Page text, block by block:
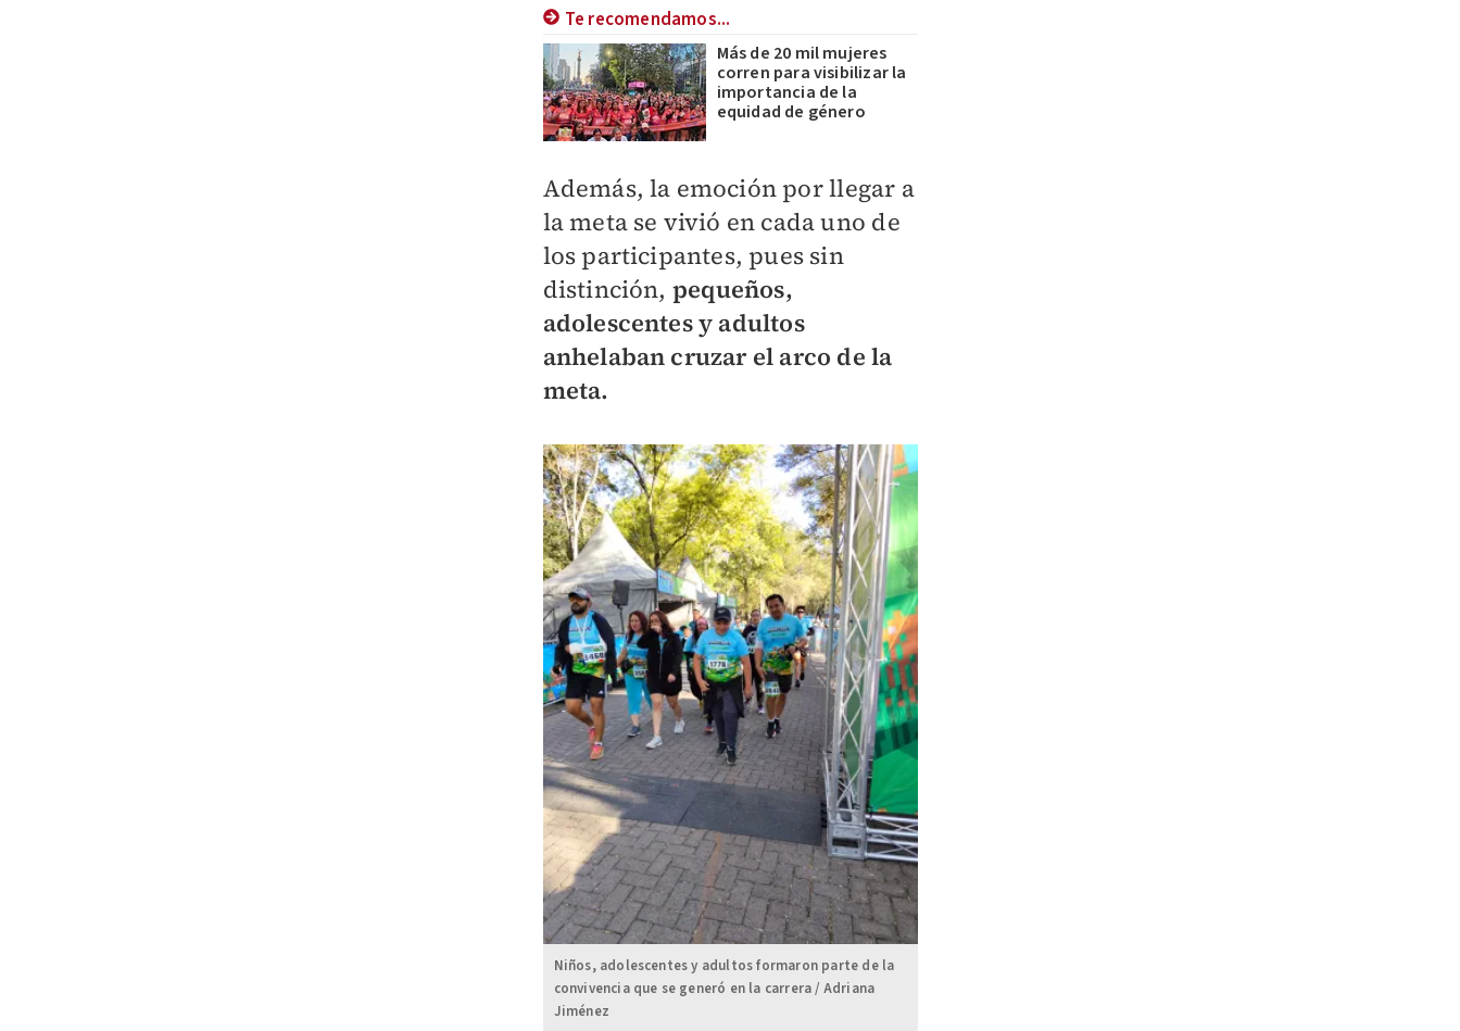
Te recomendamos...
Más de 20 mil mujeres
corren para visibilizar la
importancia de la
equidad de género
Además, la emoción por llegar a
la meta se vivió en cada uno de
los participantes, pues sin
distinción, pequeños,
adolescentes y adultos
anhelaban cruzar el arco de la
meta.
Niños, adolescentes y adultos formaron parte de la
convivencia que se generó en la carrera / Adriana
Jiménez